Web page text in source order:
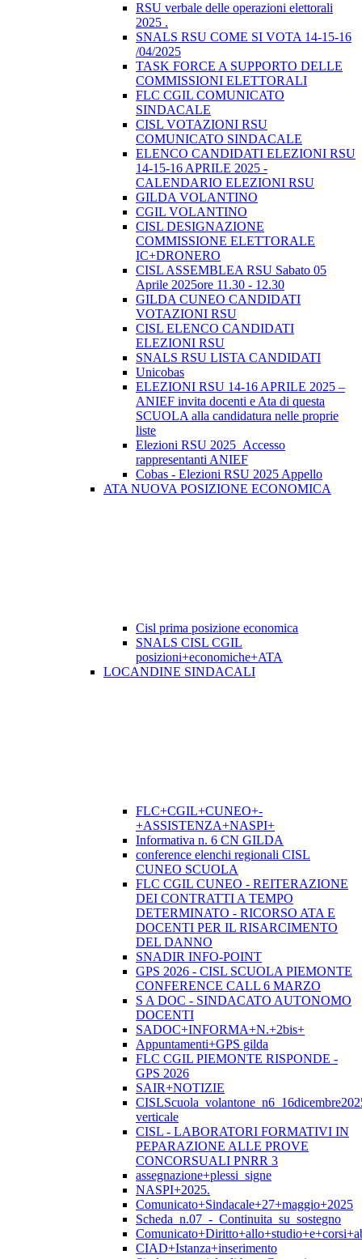
RSU verbale delle operazioni elettorali
2025 .
SNALS RSU COME SI VOTA 14-15-16
/04/2025
TASK FORCE A SUPPORTO DELLE
COMMISSIONI ELETTORALI
FLC CGIL COMUNICATO
SINDACALE
CISL VOTAZIONI RSU
COMUNICATO SINDACALE
ELENCO CANDIDATI ELEZIONI RSU
14-15-16 APRILE 2025 -
CALENDARIO ELEZIONI RSU
GILDA VOLANTINO
CGIL VOLANTINO
CISL DESIGNAZIONE
COMMISSIONE ELETTORALE
IC+DRONERO
CISL ASSEMBLEA RSU Sabato 05
Aprile 2025ore 11.30 - 12.30
GILDA CUNEO CANDIDATI
VOTAZIONI RSU
CISL ELENCO CANDIDATI
ELEZIONI RSU
SNALS RSU LISTA CANDIDATI
Unicobas
ELEZIONI RSU 14-16 APRILE 2025 –
ANIEF invita docenti e Ata di questa
SCUOLA alla candidatura nelle proprie
liste
Elezioni RSU 2025_Accesso
rappresentanti ANIEF
Cobas - Elezioni RSU 2025 Appello
ATA NUOVA POSIZIONE ECONOMICA
Cisl prima posizione economica
SNALS CISL CGIL
posizioni+economiche+ATA
LOCANDINE SINDACALI
FLC+CGIL+CUNEO+-
+ASSISTENZA+NASPI+
Informativa n. 6 CN GILDA
conference elenchi regionali CISL
CUNEO SCUOLA
FLC CGIL CUNEO - REITERAZIONE
DEI CONTRATTI A TEMPO
DETERMINATO - RICORSO ATA E
DOCENTI PER IL RISARCIMENTO
DEL DANNO
SNADIR INFO-POINT
GPS 2026 - CISL SCUOLA PIEMONTE
CONFERENCE CALL 6 MARZO
S A DOC - SINDACATO AUTONOMO
DOCENTI
SADOC+INFORMA+N.+2bis+
Appuntamenti+GPS gilda
FLC CGIL PIEMONTE RISPONDE -
GPS 2026
SAIR+NOTIZIE
verticale
CISL - LABORATORI FORMATIVI IN
PEPARAZIONE ALLE PROVE
CONCORSUALI PNRR 3
assegnazione+plessi_signe
NASPI+2025.
Comunicato+Sindacale+27+maggio+2025
Scheda_n.07_-_Continuita_su_sostegno
CIAD+Istanza+inserimento